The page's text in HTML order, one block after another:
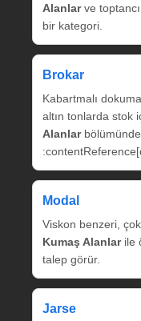
Alanlarve toptancı
bir kategori.
Brokar
Kabartmalı
altın tonlarda stok
Alanlar
Modal
Viskon benzeri,
Kumaş Alanlarile
talep görür.
Jarse